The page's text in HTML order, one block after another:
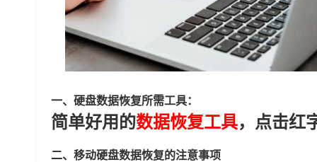
一、硬盘数据恢复所需工具：
简单好用的数据恢复工具，点击红
二、移动硬盘数据恢复的注意事项